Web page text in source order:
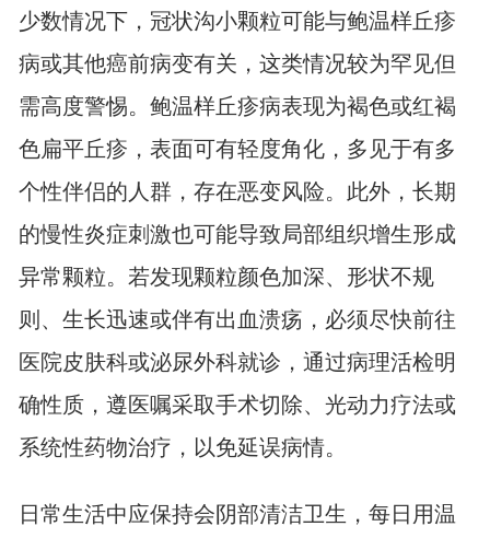
少数情况下，冠状沟小颗粒可能与鲍温样丘疹
病或其他癌前病变有关，这类情况较为罕见但
需高度警惕。鲍温样丘疹病表现为褐色或红褐
色扁平丘疹，表面可有轻度角化，多见于有多
个性伴侣的人群，存在恶变风险。此外，长期
的慢性炎症刺激也可能导致局部组织增生形成
异常颗粒。若发现颗粒颜色加深、形状不规
则、生长迅速或伴有出血溃疡，必须尽快前往
医院皮肤科或泌尿外科就诊，通过病理活检明
确性质，遵医嘱采取手术切除、光动力疗法或
系统性药物治疗，以免延误病情。
日常生活中应保持会阴部清洁卫生，每日用温